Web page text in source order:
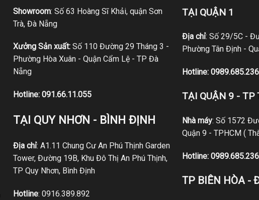
Showroom: Số 63 Hoàng Sĩ Khải, quận Sơn
Trà, Đà Nẵng
Xưởng Sản xuất:Số 110 Đường 29 Tháng 3 -
Phường Hòa Xuân - Quận Cẩm Lệ - TP Đà
Nẵng
Hotline: 091.66.11.055
TẠI QUY NHƠN - BÌNH ĐỊNH
Địa chỉ: A1.11 Chung Cư An Phú Thịnh Garden
Tower, Đường 19B, Khu Đô Thị An Phú Thịnh,
TP Quy Nhơn, Bình Định
Hotline: 0916.389.892
TẠI QUẬN 1
Địa chỉ: Số 29/5C -
Phường Tân Định -
Hotline: 0989.685.236
TẠI QUẬN 9 - TP
Nhà máy: Số 1572
Quận 9 - TPHCM (
Hotline: 0989.685.236
TP BIÊN HÒA -